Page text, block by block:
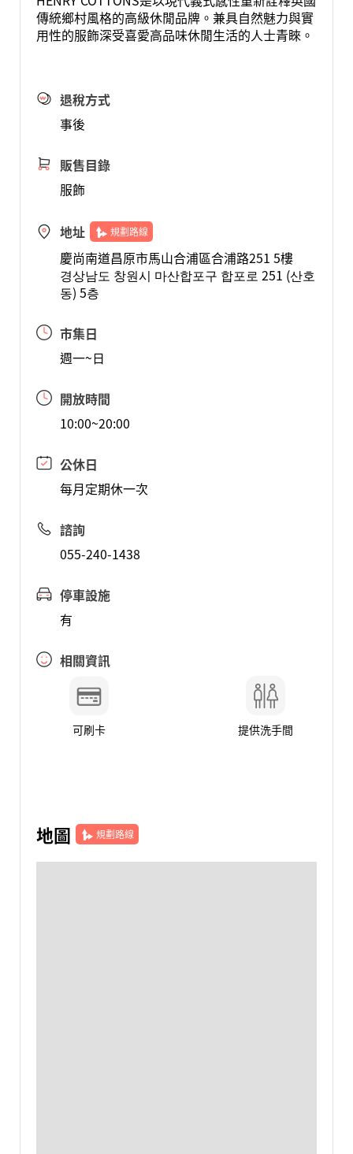
傳統鄉村風格的高級休閒品牌。兼具自然魅力與實
用性的服飾深受喜愛高品味休閒生活的人士青睞。
退稅方式
事後
販售目錄
服飾
地址 規劃路線
慶尚南道昌原市馬山合浦區合浦路251 5樓
경상남도 창원시 마산합포구 합포로 251 (산호
동) 5층
市集日
週一~日
開放時間
10:00~20:00
公休日
每月定期休一次
諮詢
055-240-1438
停車設施
有
相關資訊
可刷卡 提供洗手間
地圖 規劃路線